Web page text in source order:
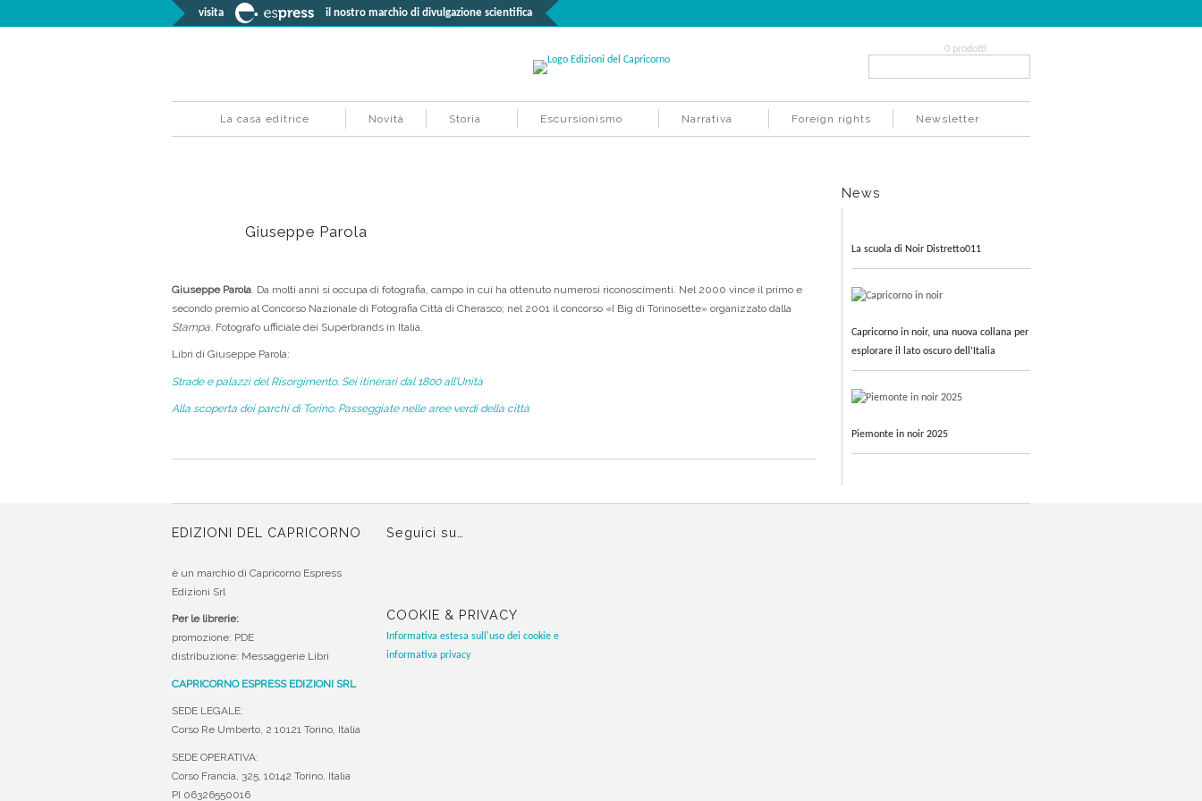
visita il nostro marchio di divulgazione scientifica
0 prodotti
La casa editrice Novità Storia Escursionismo Narrativa Foreign rights Newsletter
Giuseppe Parola
Giuseppe Parola . Da molti anni si occupa di fotografia, campo in cui ha ottenuto numerosi riconoscimenti. Nel 2000 vince il primo e
secondo premio al Concorso Nazionale di Fotografia Città di Cherasco; nel 2001 il concorso «I Big di Torinosette» organizzato dalla
Stampa . Fotografo ufficiale dei Superbrands in Italia.
Libri di Giuseppe Parola:
Strade e palazzi del Risorgimento. Sei itinerari dal 1800 all’Unità
Alla scoperta dei parchi di Torino. Passeggiate nelle aree verdi della città
News
La scuola di Noir Distretto011
Capricorno in noir, una nuova collana per
esplorare il lato oscuro dell’Italia
Piemonte in noir 2025
EDIZIONI DEL CAPRICORNO
è un marchio di Capricorno Espress
Edizioni Srl
Per le librerie:
promozione: PDE
distribuzione: Messaggerie Libri
CAPRICORNO ESPRESS EDIZIONI SRL
SEDE LEGALE:
Corso Re Umberto, 2 10121 Torino, Italia
SEDE OPERATIVA:
Corso Francia, 325, 10142 Torino, Italia
PI 06326550016
Seguici su…
COOKIE & PRIVACY
Informativa estesa sull'uso dei cookie e
informativa privacy